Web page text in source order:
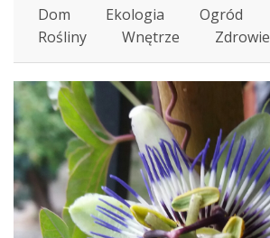
Dom Ekologia Ogród
Rośliny
Wnętrze Zdrowie